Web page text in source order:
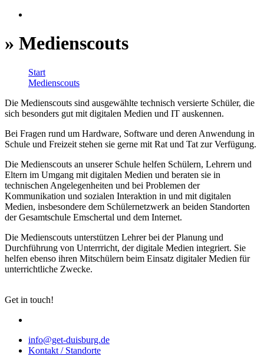
» Medienscouts
Start
Medienscouts
Die Medienscouts sind ausgewählte technisch versierte Schüler, die
sich besonders gut mit digitalen Medien und IT auskennen.
Bei Fragen rund um Hardware, Software und deren Anwendung in
Schule und Freizeit stehen sie gerne mit Rat und Tat zur Verfügung.
Die Medienscouts an unserer Schule helfen Schülern, Lehrern und
Eltern im Umgang mit digitalen Medien und beraten sie in
technischen Angelegenheiten und bei Problemen der
Kommunikation und sozialen Interaktion in und mit digitalen
Medien, insbesondere dem Schülernetzwerk an beiden Standorten
der Gesamtschule Emschertal und dem Internet.
Die Medienscouts unterstützen Lehrer bei der Planung und
Durchführung von Unterrricht, der digitale Medien integriert. Sie
helfen ebenso ihren Mitschülern beim Einsatz digitaler Medien für
unterrichtliche Zwecke.
Get in touch!
info@get-duisburg.de
Kontakt / Standorte